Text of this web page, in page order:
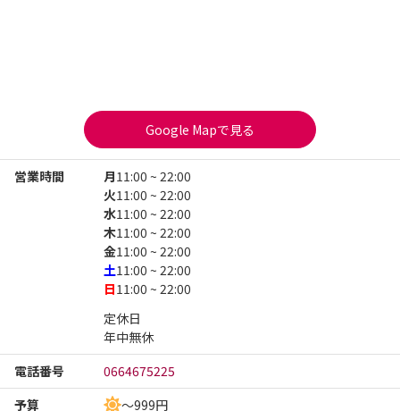
Google Mapで見る
営業時間 月11:00 ~ 22:00
火11:00 ~ 22:00
水11:00 ~ 22:00
木11:00 ~ 22:00
金11:00 ~ 22:00
土11:00 ~ 22:00
日11:00 ~ 22:00
定休日
年中無休
電話番号
0664675225
予算
～999円